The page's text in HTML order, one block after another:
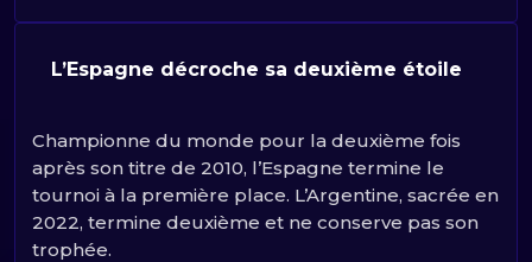
L’Espagne décroche sa deuxième étoile
Championne du monde pour la deuxième fois
après son titre de 2010, l’Espagne termine le
tournoi à la première place. L’Argentine, sacrée en
2022, termine deuxième et ne conserve pas son
trophée.